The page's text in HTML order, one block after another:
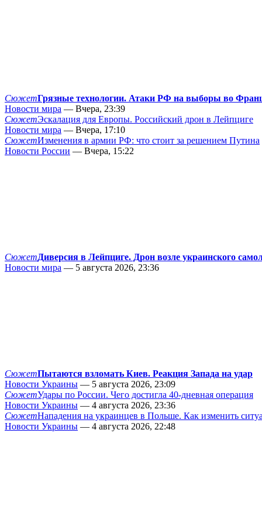
СюжетГрязные технологии. Атаки РФ на выборы во
Новости мира — Вчера, 23:39
СюжетЭскалация для Европы. Российский дрон в Лейпциге
Новости мира — Вчера, 17:10
СюжетИзменения в армии РФ: что стоит за решением Путина
Новости России — Вчера, 15:22
СюжетДиверсия в Лейпциге. Дрон возле украинского
Новости мира — 5 августа 2026, 23:36
СюжетПытаются взломать Киев. Реакция Запада на удар
Новости Украины — 5 августа 2026, 23:09
СюжетУдары по России. Чего достигла 40-дневная операция
Новости Украины — 4 августа 2026, 23:36
СюжетНападения на украинцев в Польше. Как изменить
Новости Украины — 4 августа 2026, 22:48